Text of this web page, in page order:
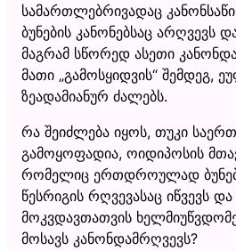
სამართლებრივადაც
ბუნების კანონებსაც არღვევს
მაგრამ სწორედ ასეთი
მათი „გამოსყიდვის“ შემდეგ,
ზეადამიანურ ძალებს.
რა შეიძლება იყოს, თუკი
გამოყოფადია, ოიდიპოსის
რომელიც ერთდროულად
წესრიგის რღვევასაც იწვევს
მოკვდავთათვის
მოსავს კანონდამრღვევს?